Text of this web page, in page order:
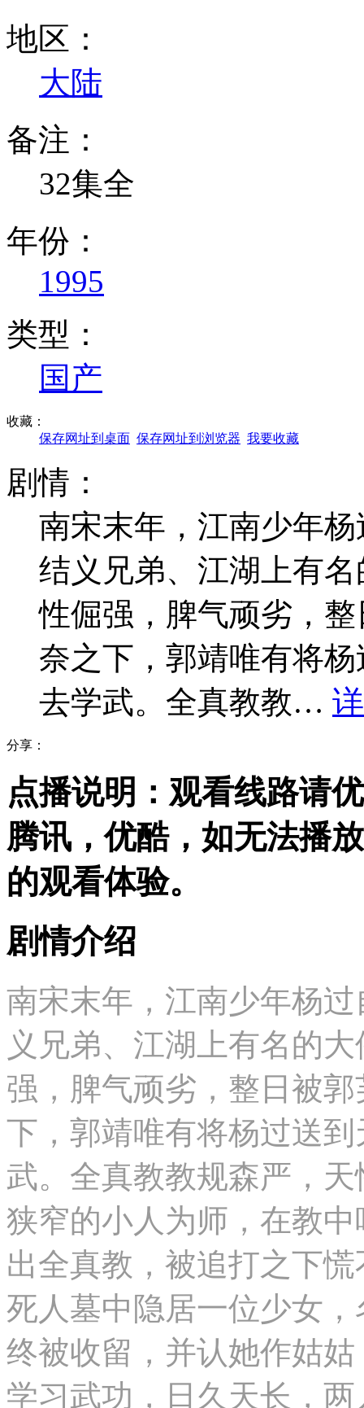
地区：
大陆
备注：
32集全
年份：
1995
类型：
国产
收藏：
保存网址到桌面 保存网址到浏览器 我要收藏
剧情：
南宋末年，江南少年
结义兄弟、江湖上有
性倔强，脾气顽劣，
奈之下，郭靖唯有将
去学武。全真教教…
分享：
点播说明 ：观看线路请
腾讯，优酷， 如无法播
的观看体验。
剧情介绍
南宋末年，江南少年杨
义兄弟、江湖上有名的
强，脾气顽劣，整日被
下，郭靖唯有将杨过送
武。全真教教规森严，
狭窄的小人为师，在教
出全真教，被追打之下
死人墓中隐居一位少女
终被收留，并认她作姑
学习武功，日久天长，